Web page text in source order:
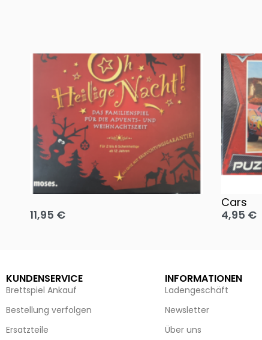
Oh, heilige Nacht!
11,95 €
Cars
4,95 €
KUNDENSERVICE
Brettspiel Ankauf
Bestellung verfolgen
Ersatzteile
INFORMATIONEN
Ladengeschäft
Newsletter
Über uns